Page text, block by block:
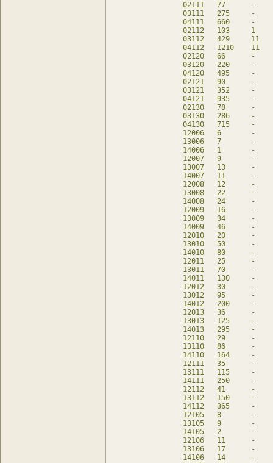
02111	77	-	77	db
03111	275	-	275	db
04111	660	-	275	db
02112	103	1	99	db
03112	429	11	385	db
04112	1210	11	385	db
02120	66	-	66	db
03120	220	-	220	db
04120	495	-	220	db
02121	90	-	90	db
03121	352	-	352	db
04121	935	-	352	db
02130	78	-	78	db
03130	286	-	286	db
04130	715	-	286	db
12006	6	-	6	db
13006	7	-	7	db
14006	1	-	1	db
12007	9	-	9	db
13007	13	-	13	db
14007	11	-	11	db
12008	12	-	12	db
13008	22	-	22	db
14008	24	-	24	db
12009	16	-	16	db
13009	34	-	34	db
14009	46	-	46	db
12010	20	-	20	db
13010	50	-	50	db
14010	80	-	80	db
12011	25	-	25	db
13011	70	-	70	db
14011	130	-	130	db
12012	30	-	30	db
13012	95	-	95	db
14012	200	-	200	db
12013	36	-	36	db
13013	125	-	125	db
14013	295	-	295	db
12110	29	-	29	db
13110	86	-	86	db
14110	164	-	164	db
12111	35	-	35	db
13111	115	-	115	db
14111	250	-	250	db
12112	41	-	41	db
13112	150	-	150	db
14112	365	-	365	db
12105	8	-	8	db
13105	9	-	9	db
14105	2	-	2	db
12106	11	-	11	db
13106	17	-	17	db
14106	14	-	14	db